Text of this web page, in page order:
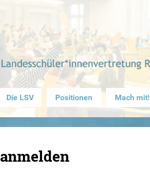
Die LSV Positionen Mach mit!
anmelden